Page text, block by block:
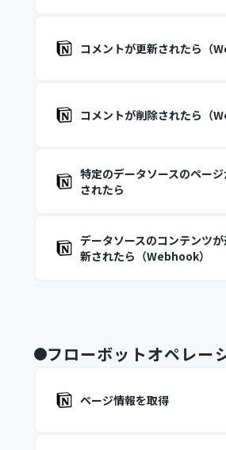
コメントが更新されたら（
コメントが削除されたら（
特定のデータソースのペー
されたら
データソースのコンテンツ
新されたら（Webhook）
フローボットオペレー
ページ情報を取得